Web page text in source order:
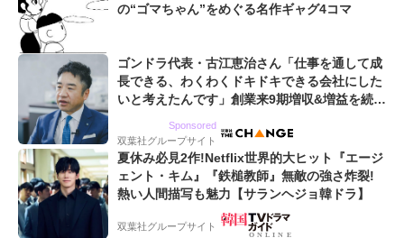
の“ゴマちゃん”をめぐる名作ギャグ4コマ
ゴンドラ代表・古江恵治さん「仕事を通して成
長できる、わくわくドキドキできる会社にした
いと考えたんです」創業来9期増収&増益を続け
Sponsored
双葉社グループサイト
夏休み必見2作!Netflix世界的大ヒット『エージ
ェント・キム』『鉄槌教師』無敵の強さ炸裂!
熱い人間描写も魅力【サランヘジョ韓ドラ】
双葉社グループサイト